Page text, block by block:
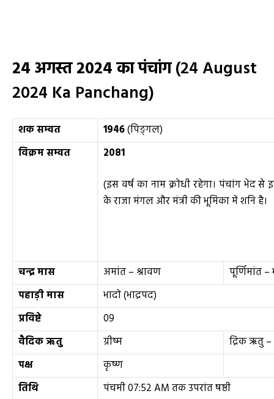
24अगस्त2024का पंचांग(24 August
2024 Ka Panchang)
शक सम्वत 1946(पिङ्गल)
विक्रम सम्वत
2081
(इस वर्ष का नाम क्रोधी रहेगा। पंचांग भेद
के राजा मंगल और मंत्री की भूमिका में शनि है।
चन्द्र मास अमांत – श्रावण
पूर्णिमांत –
पहाड़ी मास
भादो (भाद्रपद)
प्रविष्टे
09
वैदिक ऋतु
ग्रीष्म
द्रिक ऋतु –
पक्ष
कृष्ण
तिथि
पंचमी 07:52 AM तक उपरांत षष्ठी